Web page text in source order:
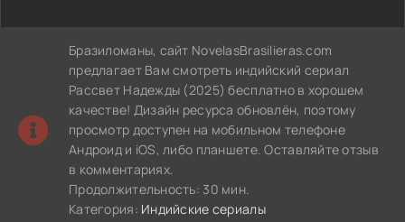
Бразиломаны, сайт NovelasBrasilieras.com
предлагает Вам смотреть индийский сериал
Рассвет Надежды (2025) бесплатно в хорошем
качестве! Дизайн ресурса обновлён, поэтому
просмотр доступен на мобильном телефоне
Андроид и iOS, либо планшете. Оставляйте отзыв
в комментариях.
Продолжительность: 30 мин.
Категория: Индийские сериалы